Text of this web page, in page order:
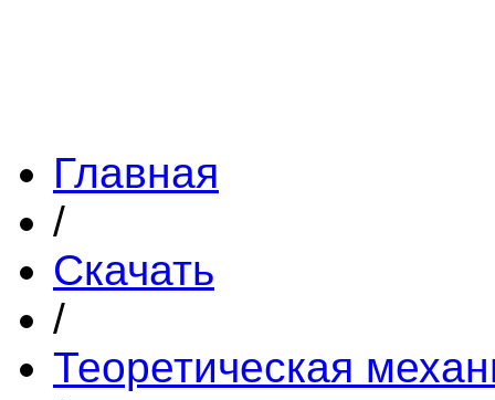
Главная
/
Скачать
/
Теоретическая